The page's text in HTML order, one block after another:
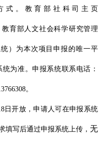
。教育部社科司主页
教育部人文社会科学研究管理
）为本次项目申报的唯一平
为准。申报系统联系电话：
。
日开放，申请人可在申报系统
填写后通过申报系统上传， 无